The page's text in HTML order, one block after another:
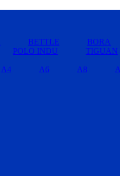
BETTLE BORA
POLO INDU TIGUAN
A4 A6 A8